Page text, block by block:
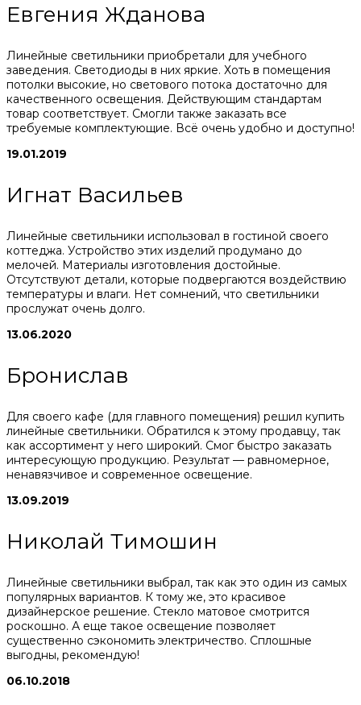
Евгения Жданова
Линейные светильники приобретали для учебного
заведения. Светодиоды в них яркие. Хоть в помещения
потолки высокие, но светового потока достаточно для
качественного освещения. Действующим стандартам
товар соответствует. Смогли также заказать все
требуемые комплектующие. Всё очень удобно и доступно!
19.01.2019
Игнат Васильев
Линейные светильники использовал в гостиной своего
коттеджа. Устройство этих изделий продумано до
мелочей. Материалы изготовления достойные.
Отсутствуют детали, которые подвергаются воздействию
температуры и влаги. Нет сомнений, что светильники
прослужат очень долго.
13.06.2020
Бронислав
Для своего кафе (для главного помещения) решил купить
линейные светильники. Обратился к этому продавцу, так
как ассортимент у него широкий. Смог быстро заказать
интересующую продукцию. Результат — равномерное,
ненавязчивое и современное освещение.
13.09.2019
Николай Тимошин
Линейные светильники выбрал, так как это один из самых
популярных вариантов. К тому же, это красивое
дизайнерское решение. Стекло матовое смотрится
роскошно. А еще такое освещение позволяет
существенно сэкономить электричество. Сплошные
выгодны, рекомендую!
06.10.2018